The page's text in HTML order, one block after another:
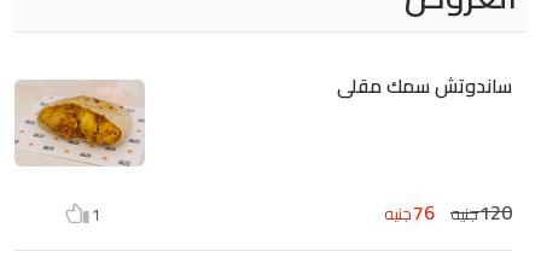
ساندوتش سمك مقلى
120جنيه 76جنيه 1